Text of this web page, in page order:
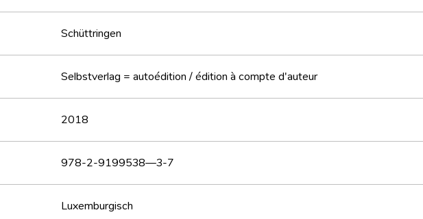
Schüttringen
Selbstverlag = autoédition / édition à compte d'auteur
2018
978-2-9199538—3-7
Luxemburgisch